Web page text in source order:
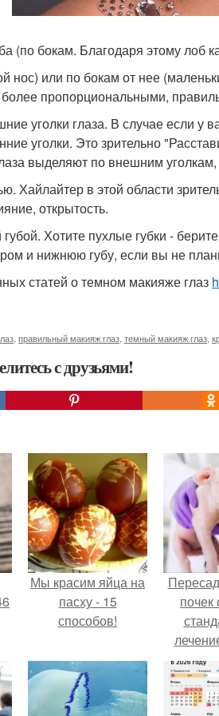
(по бокам. Благодаря этому лоб
нос) или по бокам от нее
более пропорциональными,
уголки глаза. В случае если у
уголки. Это зрительно
выделяют по внешним уголкам,
Хайлайтер в этой области
открытость.
Хотите пухлые губки -
и нижнюю губу, если вы не
статей о темном макияже глаз
правильный макияж глаз темный макияж глаз
с друзьями!
Мы красим яйца на
пасху - 15
способов!
почек
году в